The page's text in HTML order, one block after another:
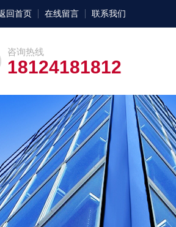
回首页 在线留言 联系我们
咨询热线
18124181812